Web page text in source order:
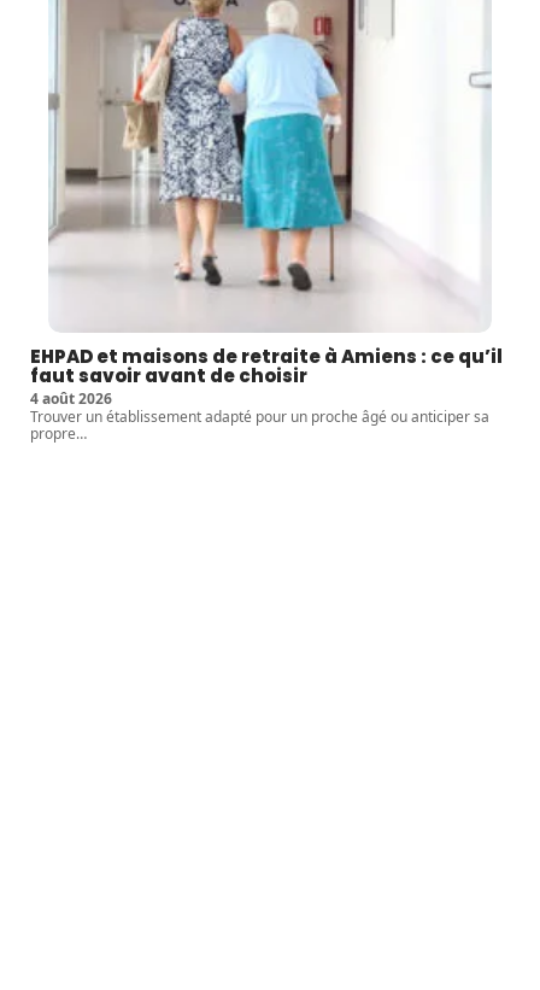
EHPAD et maisons de retraite à Amiens : ce qu’il
faut savoir avant de choisir
4 août 2026
Trouver un établissement adapté pour un proche âgé ou anticiper sa
propre…